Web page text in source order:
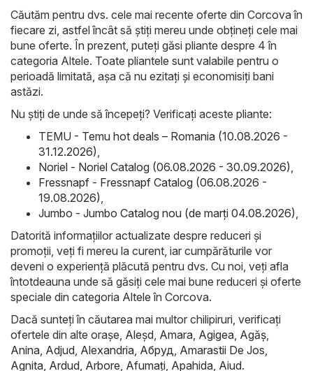
Căutăm pentru dvs. cele mai recente oferte din Corcova în
fiecare zi, astfel încât să știți mereu unde obțineți cele mai
bune oferte. În prezent, puteți găsi pliante despre 4 în
categoria Altele. Toate pliantele sunt valabile pentru o
perioadă limitată, așa că nu ezitați și economisiți bani
astăzi.
Nu știți de unde să începeți? Verificați aceste pliante:
TEMU - Temu hot deals – Romania (10.08.2026 -
31.12.2026)
Noriel - Noriel Catalog (06.08.2026 - 30.09.2026)
Fressnapf - Fressnapf Catalog (06.08.2026 -
19.08.2026)
Jumbo - Jumbo Catalog nou (de marți 04.08.2026)
Datorită informațiilor actualizate despre reduceri și
promoții, veți fi mereu la curent, iar cumpărăturile vor
deveni o experiență plăcută pentru dvs. Cu noi, veți afla
întotdeauna unde să găsiți cele mai bune reduceri și oferte
speciale din categoria Altele în Corcova.
Dacă sunteți în căutarea mai multor chilipiruri, verificați
ofertele din alte orașe, Aleşd Amara Agigea Agăş
Anina Adjud Alexandria Абруд Amarastii De Jos
Agnita Ardud Arbore Afumaţi Apahida Aiud.